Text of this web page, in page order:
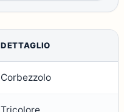
DETTAGLIO
Corbezzolo